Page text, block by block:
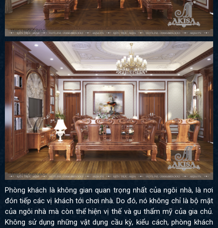
Phòng khách là không gian quan trọng nhất của ngôi nhà, là nơi
đón tiếp các vị khách tới chơi nhà. Do đó, nó không chỉ là bộ mặt
của ngôi nhà mà còn thể hiện vị thế và gu thẩm mỹ của gia chủ.
Không sử dụng những vật dụng cầu kỳ, kiểu cách, phòng khách